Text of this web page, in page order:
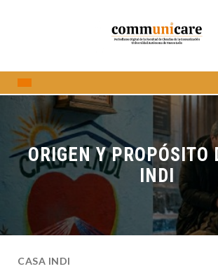
ORIGEN Y PROPÓSITO
INDI
CASA INDI